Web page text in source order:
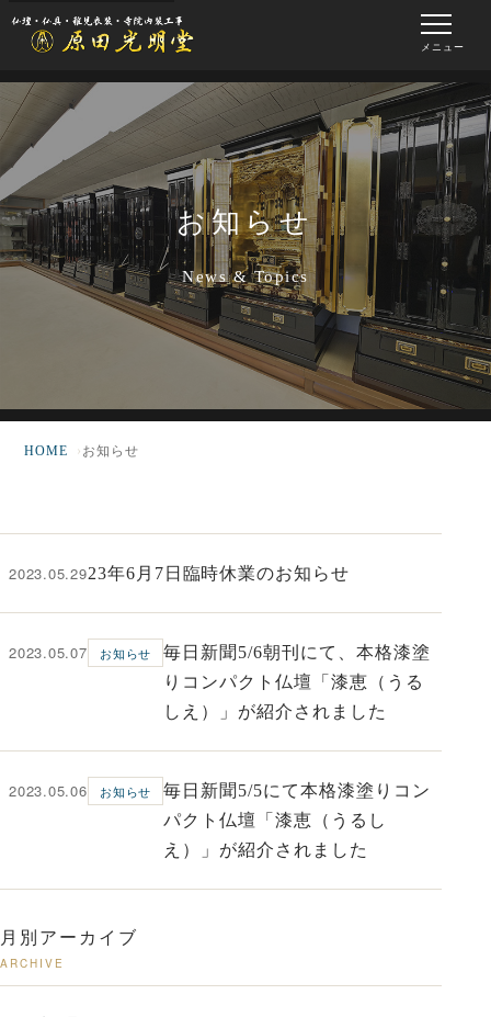
メニュー
お知らせ
News & Topics
HOME お知らせ
2023.05.2923年6月7日臨時休業のお知らせ
2023.05.07 お知らせ
毎日新聞5/6朝刊にて、本格漆塗
りコンパクト仏壇「漆恵（うる
しえ）」が紹介されました
2023.05.06 お知らせ
毎日新聞5/5にて本格漆塗りコン
パクト仏壇「漆恵（うるし
え）」が紹介されました
月別アーカイブ
ARCHIVE